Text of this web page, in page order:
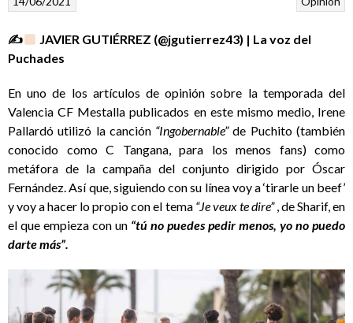
✍
JAVIER GUTIÉRREZ (@jgutierrez43) | La voz del
Puchades
En uno de los artículos de opinión sobre la temporada del
Valencia CF Mestalla publicados en este mismo medio, Irene
Pallardó utilizó la canción“Ingobernable”de Puchito (también
conocido como C Tangana, para los menos fans) como
metáfora de la campaña del conjunto dirigido por Óscar
Fernández. Así que, siguiendo con su línea voy a ‘tirarle un beef’
y voy a hacer lo propio con el tema “Je veux te dire”, de Sharif, en
el que empieza con un “tú no puedes pedir menos, yo no puedo
darte más”.